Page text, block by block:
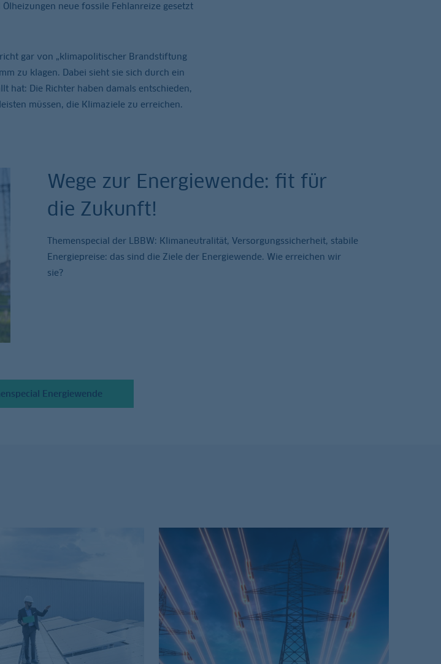
neue fossile Fehlanreize gesetzt
gar von „klimapolitischer Brandstiftung
zu klagen. Dabei sieht sie sich durch ein
hat: Die Richter haben damals entschieden,
müssen, die Klimaziele zu erreichen.
Wege zur Energiewende: fit für
die Zukunft!
Themenspecial der LBBW: Klimaneutralität, Versorgungssicherheit, stabile
Energiepreise: das sind die Ziele der Energiewende. Wie erreichen wir
sie?
Energiewende